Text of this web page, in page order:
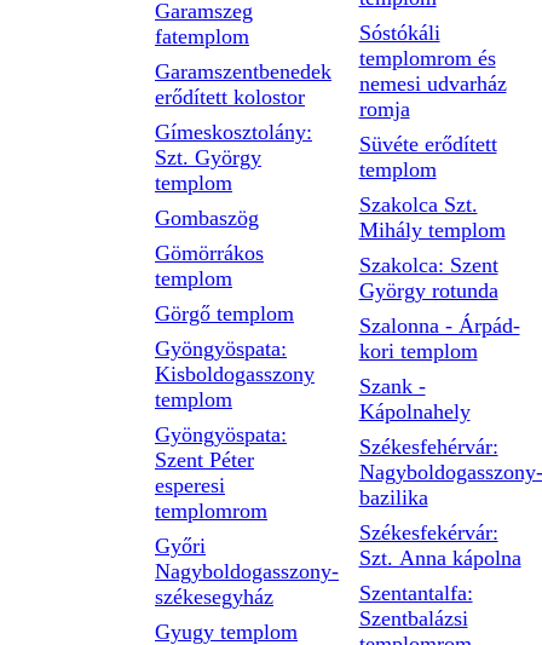
Garamszeg
fatemplom
Garamszentbenedek
erődített kolostor
Gímeskosztolány:
Szt. György
templom
Gombaszög
Gömörrákos
templom
Görgő templom
Gyöngyöspata:
Kisboldogasszony
templom
Gyöngyöspata:
Szent Péter
esperesi
templomrom
Győri
Nagyboldogasszony-
székesegyház
Gyugy templom
Sóstókáli
templomrom és
nemesi udvarház
romja
Süvéte erődített
templom
Szakolca Szt.
Mihály templom
Szakolca: Szent
György rotunda
Szalonna - Árpád-
kori templom
Szank -
Kápolnahely
Székesfehérvár:
Nagyboldogasszony-
bazilika
Székesfekérvár:
Szt. Anna kápolna
Szentantalfa:
Szentbalázsi